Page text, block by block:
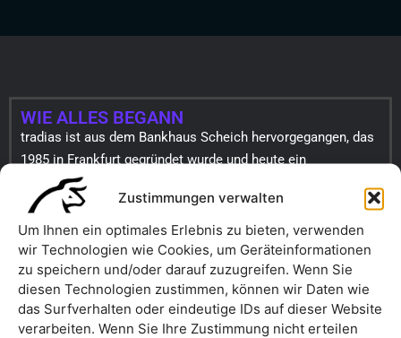
Zustimmungen verwalten
Um Ihnen ein optimales Erlebnis zu bieten, verwenden
wir Technologien wie Cookies, um Geräteinformationen
zu speichern und/oder darauf zuzugreifen. Wenn Sie
diesen Technologien zustimmen, können wir Daten wie
das Surfverhalten oder eindeutige IDs auf dieser Website
verarbeiten. Wenn Sie Ihre Zustimmung nicht erteilen
WIE ALLES BEGANN
tradias ist aus dem Bankhaus Scheich hervorgegangen, das
1985 in Frankfurt gegründet wurde und heute ein
bedeutender Akteur an der Frankfurter Wertpapierbörse ist.
Im Jahr 2020 expandierte das Bankhaus Scheich unter der
Marke „tradias“ in den Bereich der digitalen Assets und
passte sich damit der sich entwickelnden digitalen
Landschaft an.